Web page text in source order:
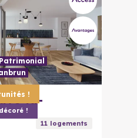
!
!
Patrimonial
la-
11logements